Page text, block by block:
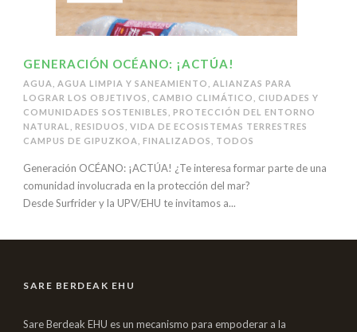
GENERACIÓN OCÉANO: ¡ACTÚA!
AGUA AGUA LIMPIA Y SANEAMIENTO
ALIANZAS PARA
LOGRAR LOS OBJETIVOS
CAMBIO CLIMÁTICO
CIUDADES Y
COMUNIDADES SOSTENIBLES
PROTECCIÓN DEL ENTORNO
NATURAL
RESIDUOS
VIDA DE ECOSISTEMAS TERRESTRES
CAMPUS DE GIPUZKOA
FINALIZADOS TODOS
Generación OCÉANO: ¡ACTÚA! ¿Te interesa formar parte de una
comunidad involucrada en la protección del mar?
Desde Surfrider y la UPV/EHU te invitamos a...
SARE BERDEAK EHU
Sare Berdeak EHU es un mecanismo para empoderar a la